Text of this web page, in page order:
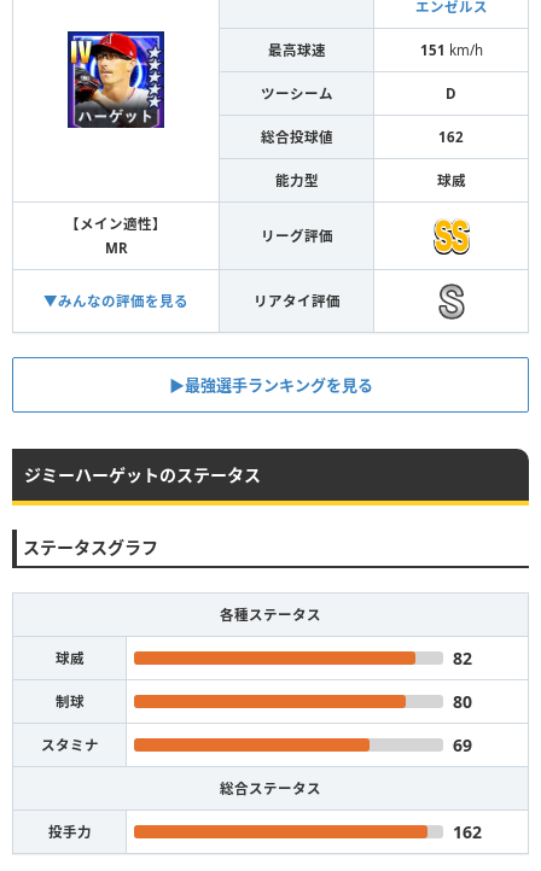
エンゼルス
最高球速 151 km/h
ツーシーム D
総合投球値 162
能力型 球威
【メイン適性】
MR
リーグ評価
▼みんなの評価を見る リアタイ評価
▶︎最強選手ランキングを見る
ジミーハーゲットのステータス
ステータスグラフ
各種ステータス
球威 82
制球 80
スタミナ 69
総合ステータス
投手力 162